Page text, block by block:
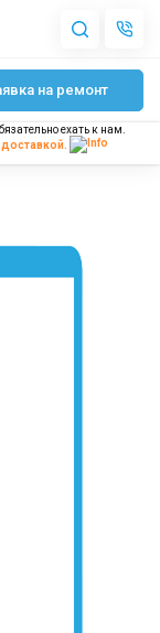
на ремонт
ехать к нам.
MacBook Air 13" 2020